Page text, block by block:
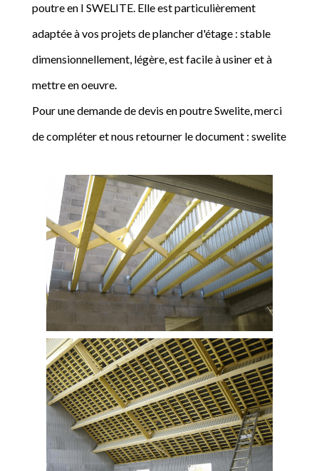
poutre en I SWELITE. Elle est particulièrement
adaptée à vos projets de plancher d'étage : stable
dimensionnellement, légère, est facile à usiner et à
mettre en oeuvre.
Pour une demande de devis en poutre Swelite, merci
de compléter et nous retourner le document : swelite